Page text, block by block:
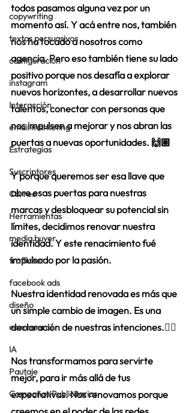
copywriting
textos persuasivos
configuracion
instagram
Interacción
email marketing
Estrategias
Suscriptores
Correo
Herramientas
media buyer
trafficker
facebook ads
diseño
ecommerce
IA
Pautaje
Campañas Publicitarias
todos pasamos alguna vez por un
momento así. Y acá entre nos, también
nos ha tocado a nosotros como
agencia. Pero eso también tiene su lado
positivo porque nos desafía a explorar
nuevos horizontes, a desarrollar nuevos
talentos, conectar con personas que
nos impulsen a mejorar y nos abran las
puertas a nuevas oportunidades. 🙌🏼
Y porque queremos ser esa llave que
abre esas puertas para nuestras
marcas y desbloquear su potencial sin
límites, decidimos renovar nuestra
identidad. Y este renacimiento fué
impulsado por la pasión.
Nuestra identidad renovada es más que
un simple cambio de imagen. Es una
declaración de nuestras intenciones.☝🏾
Nos transformamos para servirte
mejor, para ir más allá de tus
expectativas. Nos renovamos porque